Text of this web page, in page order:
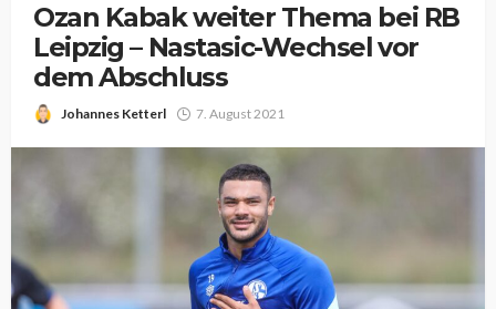
Ozan Kabak weiter Thema bei RB
Leipzig – Nastasic-Wechsel vor
dem Abschluss
Johannes Ketterl 7. August 2021